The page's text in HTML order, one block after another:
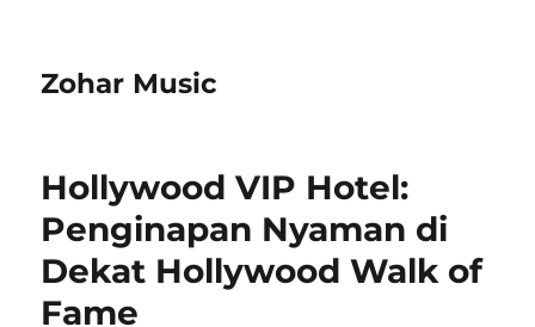
Zohar Music
Hollywood VIP Hotel:
Penginapan Nyaman di
Dekat Hollywood Walk of
Fame